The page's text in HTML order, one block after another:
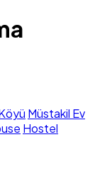
Müstakil Ev
Hostel